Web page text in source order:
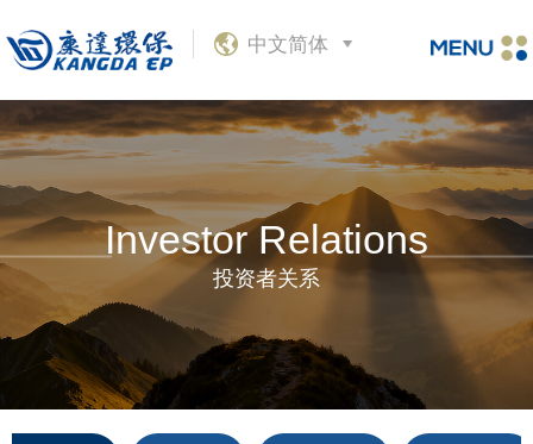
中文简体
Investor Relations
投资者关系